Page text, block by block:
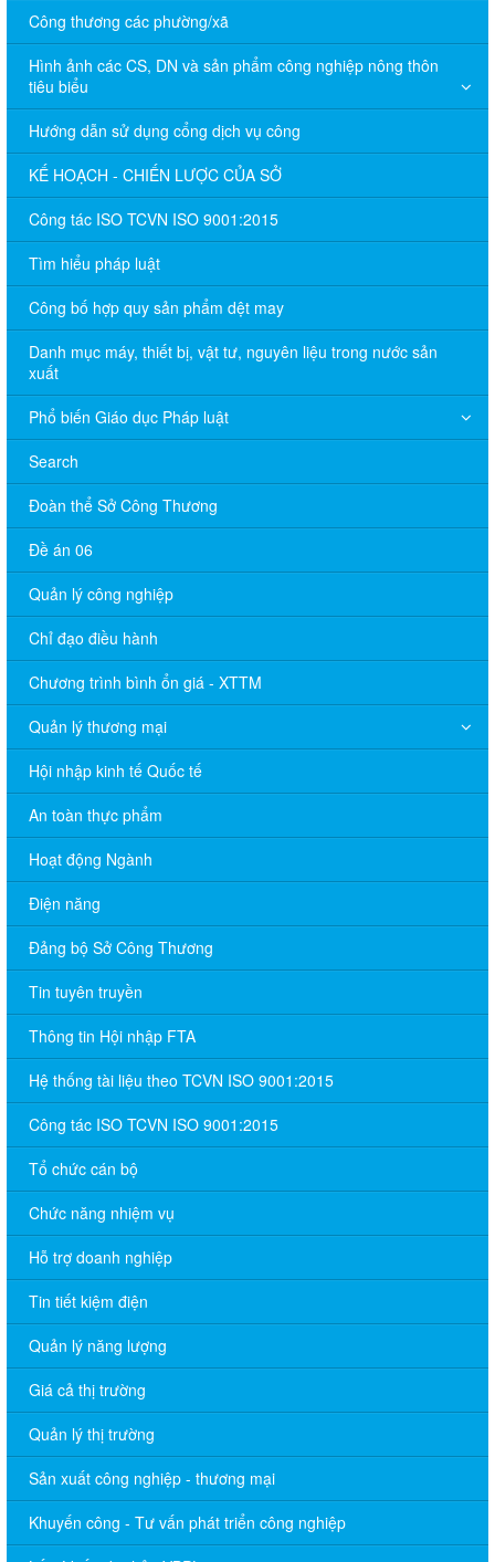
Công thương các phường/xã
Hình ảnh các CS, DN và sản phẩm công nghiệp nông thôn
tiêu biểu
Hướng dẫn sử dụng cổng dịch vụ công
KẾ HOẠCH - CHIẾN LƯỢC CỦA SỞ
Công tác ISO TCVN ISO 9001:2015
Tìm hiểu pháp luật
Công bố hợp quy sản phẩm dệt may
Danh mục máy, thiết bị, vật tư, nguyên liệu trong nước sản
xuất
Phổ biến Giáo dục Pháp luật
Search
Đoàn thể Sở Công Thương
Đề án 06
Quản lý công nghiệp
Chỉ đạo điều hành
Chương trình bình ổn giá - XTTM
Quản lý thương mại
Hội nhập kinh tế Quốc tế
An toàn thực phẩm
Hoạt động Ngành
Điện năng
Đảng bộ Sở Công Thương
Tin tuyên truyền
Thông tin Hội nhập FTA
Hệ thống tài liệu theo TCVN ISO 9001:2015
Công tác ISO TCVN ISO 9001:2015
Tổ chức cán bộ
Chức năng nhiệm vụ
Hỗ trợ doanh nghiệp
Tin tiết kiệm điện
Quản lý năng lượng
Giá cả thị trường
Quản lý thị trường
Sản xuất công nghiệp - thương mại
Khuyến công - Tư vấn phát triển công nghiệp